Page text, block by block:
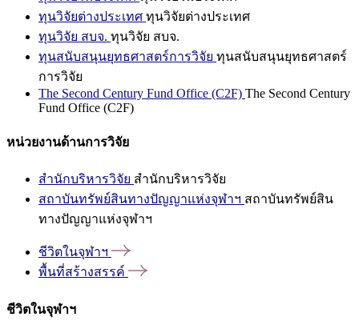
ทุนวิจัยต่างประเทศ ทุนวิจัยต่างประเทศ
ทุนวิจัย สบจ. ทุนวิจัย สบจ.
ทุนสนับสนุนยุทธศาสตร์การวิจัย ทุนสนับสนุนยุทธศาสตร์
การวิจัย
The Second Century Fund Office (C2F) The Second Century
Fund Office (C2F)
หน่วยงานด้านการวิจัย
สำนักบริหารวิจัย สำนักบริหารวิจัย
สถาบันทรัพย์สินทางปัญญาแห่งจุฬาฯ สถาบันทรัพย์สิน
ทางปัญญาแห่งจุฬาฯ
ชีวิตในจุฬาฯ
พื้นที่สร้างสรรค์
ชีวิตในจุฬาฯ